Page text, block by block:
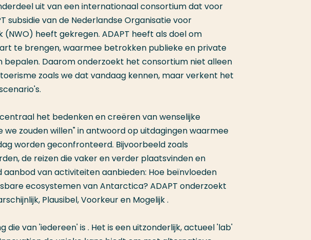
uit van een internationaal consortium dat voor
subsidie van de Nederlandse Organisatie voor
heeft gekregen. ADAPT heeft als doel om
te brengen, waarmee betrokken publieke en private
bepalen. Daarom onderzoekt het consortium niet alleen
zoals we dat vandaag kennen, maar verkent het
het bedenken en creëren van wenselijke
zouden willen" in antwoord op uitdagingen waarmee
worden geconfronteerd. Bijvoorbeeld zoals
de reizen die vaker en verder plaatsvinden en
van activiteiten aanbieden: Hoe beïnvloeden
ecosystemen van Antarctica? ADAPT onderzoekt
Plausibel, Voorkeur en Mogelijk .
van 'iedereen' is . Het is een uitzonderlijk, actueel 'lab'